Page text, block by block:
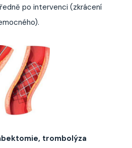
po intervenci (zkrácení
trombolýza